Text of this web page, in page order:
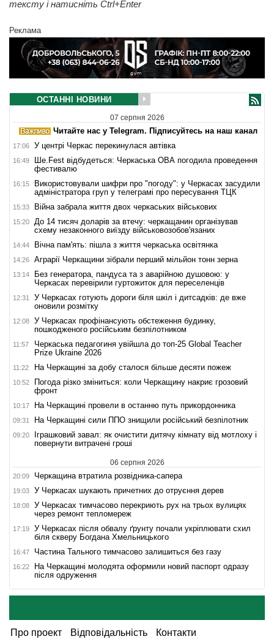
тексту і натисніть Ctrl+Enter
Реклама
ОСТАННІ НОВИНИ
07 серпня 2026
Читайте нас у Telegram. Підписуйтесь на наш канал
17:06 У центрі Черкас перекинулася автівка
16:49
Ше.Fest відбудеться: Черкаська ОВА погодила проведення
фестивалю
16:15
Використовували шифри про "погоду": у Черкасах засудили
адміністратора груп у телеграмі про пересування ТЦК
15:33 Війна забрала життя двох черкаських військових
15:20
До 14 тисяч доларів за втечу: черкащанин організував
схему незаконного виїзду військовозобов'язаних
14:44 Вічна пам'ять: пішла з життя черкаська освітянка
14:26 Аграрії Черкащини зібрали перший мільйон тонн зерна
13:14
Без генератора, пандуса та з аварійною душовою: у
Черкасах перевірили гуртожиток для переселенців
12:31
У Черкасах готують дороги біля шкіл і дитсадків: де вже
оновили розмітку
12:08
У Черкасах профінансують обстеження будинку,
пошкодженого російським безпілотником
11:57
Черкаська педагогиня увійшла до топ-25 Global Teacher
Prize Ukraine 2026
11:22 На Черкащині за добу сталося більше десяти пожеж
10:52
Погода різко зміниться: коли Черкащину накриє грозовий
фронт
10:17 На Черкащині провели в останню путь прикордонника
09:31 На Черкащині сили ППО знищили російський безпілотник
09:20
Іграшковий завал: як очистити дитячу кімнату від мотлоху і
повернути витрачені гроші
06 серпня 2026
20:09 Черкащина втратила розвідника-сапера
19:03 У Черкасах шукають причетних до отруєння дерев
18:08
У Черкасах тимчасово перекриють рух на трьох вулицях
через ремонт тепломереж
17:19
У Черкасах після обвалу ґрунту почали укріплювати схил
біля скверу Богдана Хмельницького
16:47 Частина Тального тимчасово залишиться без газу
16:22
На Черкащині молодята оформили новий паспорт одразу
після одруження
Про проект Відповідальність Контакти